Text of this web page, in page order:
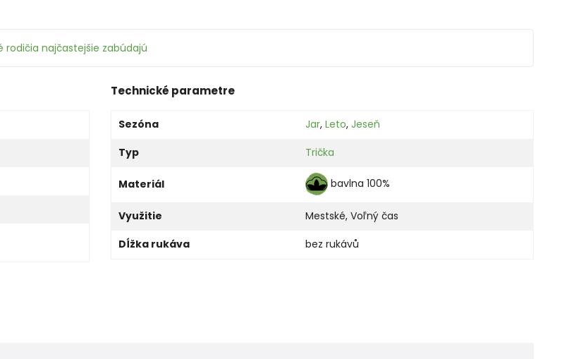
najčastejšie zabúdajú
Technické parametre
Sezóna Jar, Leto, Jeseň
Typ
Trička
Materiál bavlna 100%
Využitie Mestské, Voľný čas
Dĺžka rukáva
bez rukávů